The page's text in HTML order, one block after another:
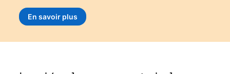
En savoir plus